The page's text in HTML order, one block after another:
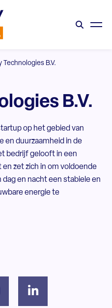
Technologies B.V.
B.V.
op het gebied van
en duurzaamheid in de
bedrijf gelooft in een
zet zich in om voldoende
en nacht een stabiele en
energie te